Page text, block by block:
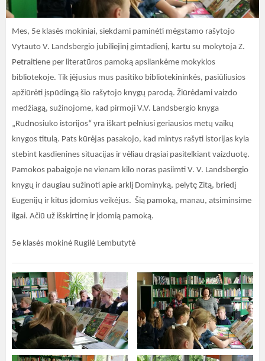
Mes, 5e klasės mokiniai, siekdami paminėti mėgstamo rašytojo
Vytauto V. Landsbergio jubiliejinį gimtadienį, kartu su mokytoja Z.
Petraitiene per literatūros pamoką apsilankėme mokyklos
bibliotekoje. Tik įėjusius mus pasitiko bibliotekininkės, pasiūliusios
apžiūrėti įspūdingą šio rašytojo knygų parodą. Žiūrėdami vaizdo
medžiagą, sužinojome, kad pirmoji V.V. Landsbergio knyga
„Rudnosiuko istorijos“ yra iškart pelniusi geriausios metų vaikų
knygos titulą. Pats kūrėjas pasakojo, kad mintys rašyti istorijas kyla
stebint kasdienines situacijas ir vėliau drąsiai pasitelkiant vaizduotę.
Pamokos pabaigoje ne vienam kilo noras pasiimti V. V. Landsbergio
knygų ir daugiau sužinoti apie arklį Dominyką, pelytę Zitą, briedį
Eugenijų ir kitus įdomius veikėjus. Šią pamoką, manau, atsiminsime
ilgai. Ačiū už išskirtinę ir įdomią pamoką.
5e klasės mokinė Rugilė Lembutytė